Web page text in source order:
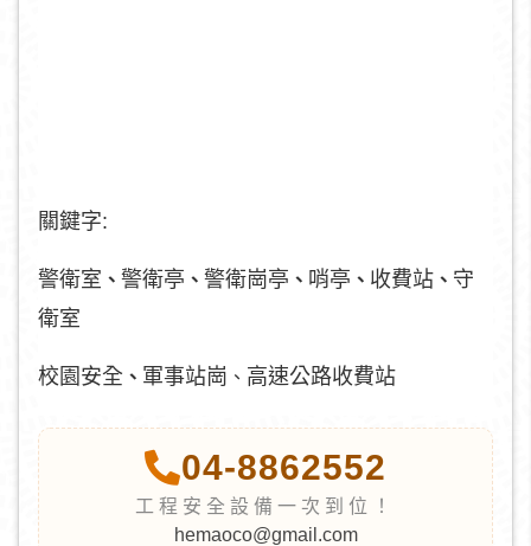
關鍵字:
警衛室 、 警衛亭 、 警衛崗亭 、 哨亭 、 收費站 、 守
衛室
校園安全 、 軍事站崗 、 高速公路收費站
04-8862552
工程安全設備一次到位！
hemaoco@gmail.com